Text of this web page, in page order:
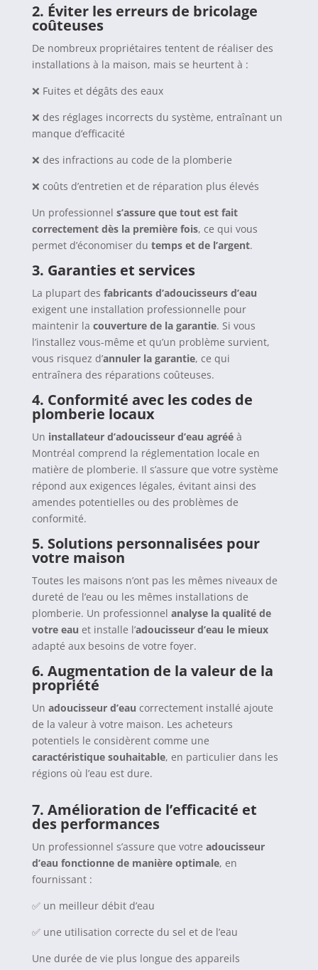
2. Éviter les erreurs de bricolage
coûteuses
De nombreux propriétaires tentent de réaliser des
installations à la maison, mais se heurtent à :
❌ Fuites et dégâts des eaux
❌ des réglages incorrects du système, entraînant un
manque d’efficacité
❌ des infractions au code de la plomberie
❌ coûts d’entretien et de réparation plus élevés
Un professionnel s’assure que tout est fait
correctement dès la première fois, ce qui vous
permet d’économiser du temps et de l’argent.
3. Garanties et services
La plupart des fabricants d’adoucisseurs d’eau
exigent une installation professionnelle pour
maintenir la couverture de la garantie. Si vous
l’installez vous-même et qu’un problème survient,
vous risquez d’annuler la garantie, ce qui
entraînera des réparations coûteuses.
4. Conformité avec les codes de
plomberie locaux
Un installateur d’adoucisseur d’eau agrééà
Montréal comprend la réglementation locale en
matière de plomberie. Il s’assure que votre système
répond aux exigences légales, évitant ainsi des
amendes potentielles ou des problèmes de
conformité.
5. Solutions personnalisées pour
votre maison
Toutes les maisons n’ont pas les mêmes niveaux de
dureté de l’eau ou les mêmes installations de
plomberie. Un professionnel analyse la qualité de
votre eau et installe l’adoucisseur d’eau le mieux
adapté aux besoins de votre foyer.
6. Augmentation de la valeur de la
propriété
Un adoucisseur d’eau correctement installé ajoute
de la valeur à votre maison. Les acheteurs
potentiels le considèrent comme une
caractéristique souhaitable, en particulier dans les
régions où l’eau est dure.
7. Amélioration de l’efficacité et
des performances
Un professionnel s’assure que votre adoucisseur
d’eau fonctionne de manière optimale, en
fournissant :
✅ un meilleur débit d’eau
✅ une utilisation correcte du sel et de l’eau
Une durée de vie plus longue des appareils